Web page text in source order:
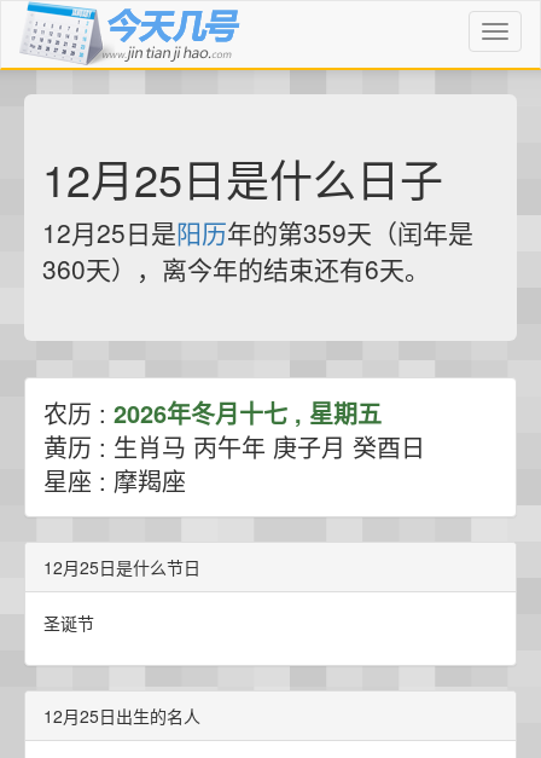
12月25日是什么日子
12月25日是阳历年的第359天（闰年是
360天），离今年的结束还有6天。
农历 : 2026年冬月十七 , 星期五
黄历 : 生肖马 丙午年 庚子月 癸酉日
星座 : 摩羯座
12月25日是什么节日
圣诞节
12月25日出生的名人